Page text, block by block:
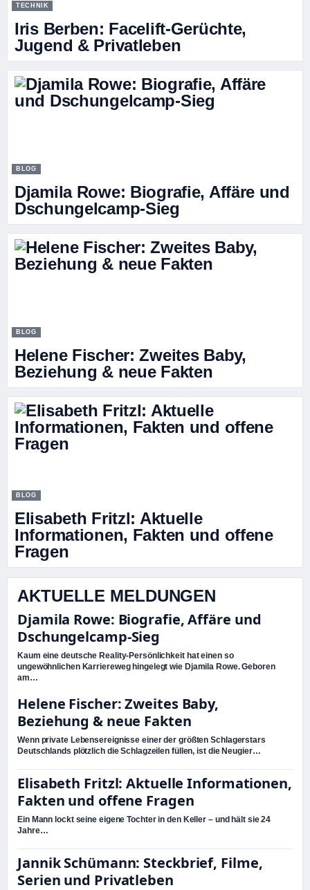
TECHNIK
Iris Berben: Facelift-Gerüchte,
Jugend & Privatleben
BLOG
Djamila Rowe: Biografie, Affäre und
Dschungelcamp-Sieg
BLOG
Helene Fischer: Zweites Baby,
Beziehung & neue Fakten
BLOG
Elisabeth Fritzl: Aktuelle
Informationen, Fakten und offene
Fragen
AKTUELLE MELDUNGEN
Djamila Rowe: Biografie, Affäre und
Dschungelcamp-Sieg
Kaum eine deutsche Reality-Persönlichkeit hat einen so
ungewöhnlichen Karriereweg hingelegt wie Djamila Rowe. Geboren
am…
Helene Fischer: Zweites Baby,
Beziehung & neue Fakten
Wenn private Lebensereignisse einer der größten Schlagerstars
Deutschlands plötzlich die Schlagzeilen füllen, ist die Neugier…
Elisabeth Fritzl: Aktuelle Informationen,
Fakten und offene Fragen
Ein Mann lockt seine eigene Tochter in den Keller – und hält sie 24
Jahre…
Jannik Schümann: Steckbrief, Filme,
Serien und Privatleben